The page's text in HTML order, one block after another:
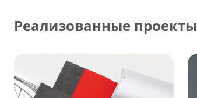
Реализованные проекты